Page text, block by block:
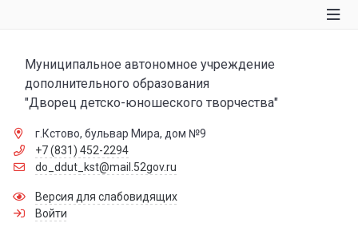
Муниципальное автономное учреждение
дополнительного образования
"Дворец детско-юношеского творчества"
г.Кстово, бульвар Мира, дом №9
+7 (831) 452-2294
do_ddut_kst@mail.52gov.ru
Версия для слабовидящих
Войти